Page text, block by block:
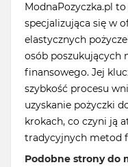
ModnaPozyczka.pl
specjalizująca się w
elastycznych
osób poszukujących
finansowego. Jej
szybkość procesu
uzyskanie pożyczki
krokach, co czyni ją
tradycyjnych metod
Podobne strony do